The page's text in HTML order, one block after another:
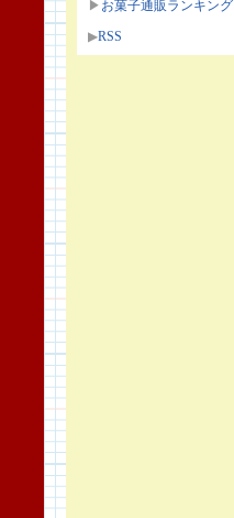
▶ お菓子通販ランキング
▶RSS